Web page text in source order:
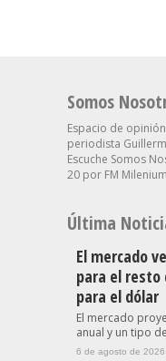
Somos
Espacio de
periodista
Escuche Somos
20 por FM
Última
El mercado
para el resto
para el dólar
El mercado
anual y un tipo
6 de agosto de 2026